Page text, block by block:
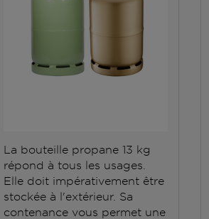
La bouteille propane 13 kg
répond à tous les usages.
Elle doit impérativement être
stockée à l'extérieur. Sa
contenance vous permet une